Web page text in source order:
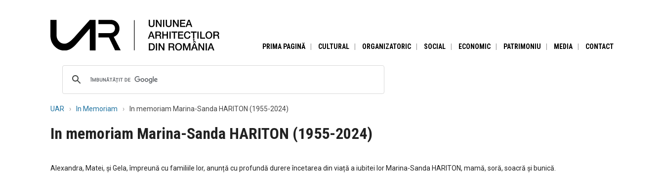
PRIMA PAGINĂ CULTURAL ORGANIZATORIC SOCIAL ECONOMIC PATRIMONIU MEDIA CONTACT
UAR In Memoriam In memoriam Marina-Sanda HARITON (1955-2024)
In memoriam Marina-Sanda HARITON (1955-2024)
Alexandra, Matei, și Gela, împreună cu familiile lor, anunță cu profundă durere încetarea din viață a iubitei lor Marina-Sanda HARITON, mamă, soră, soacră și bunică.